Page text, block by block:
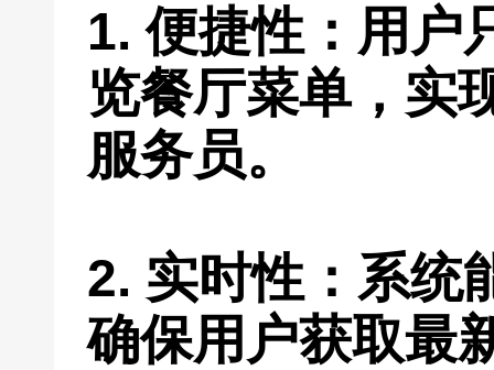
1. 便捷性：用户
览餐厅菜单，实
服务员。
2. 实时性：系统
确保用户获取最